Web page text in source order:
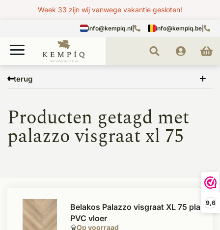
9,6
Week 33 zijn wij vanwege vakantie gesloten!
info@kempiq.nl info@kempiq.be
terug
palazzo visgraat xl 75
Producten getagd met
palazzo visgraat xl 75
Op voorraad
Belakos Palazzo visgraat XL 75 plak
PVC vloer